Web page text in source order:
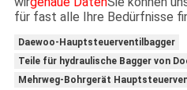
für fast alle Ihre Bedürfnisse
Daewoo-Hauptsteuerventilbagger
Teile für hydraulische Bagger von
Mehrweg-Bohrgerät